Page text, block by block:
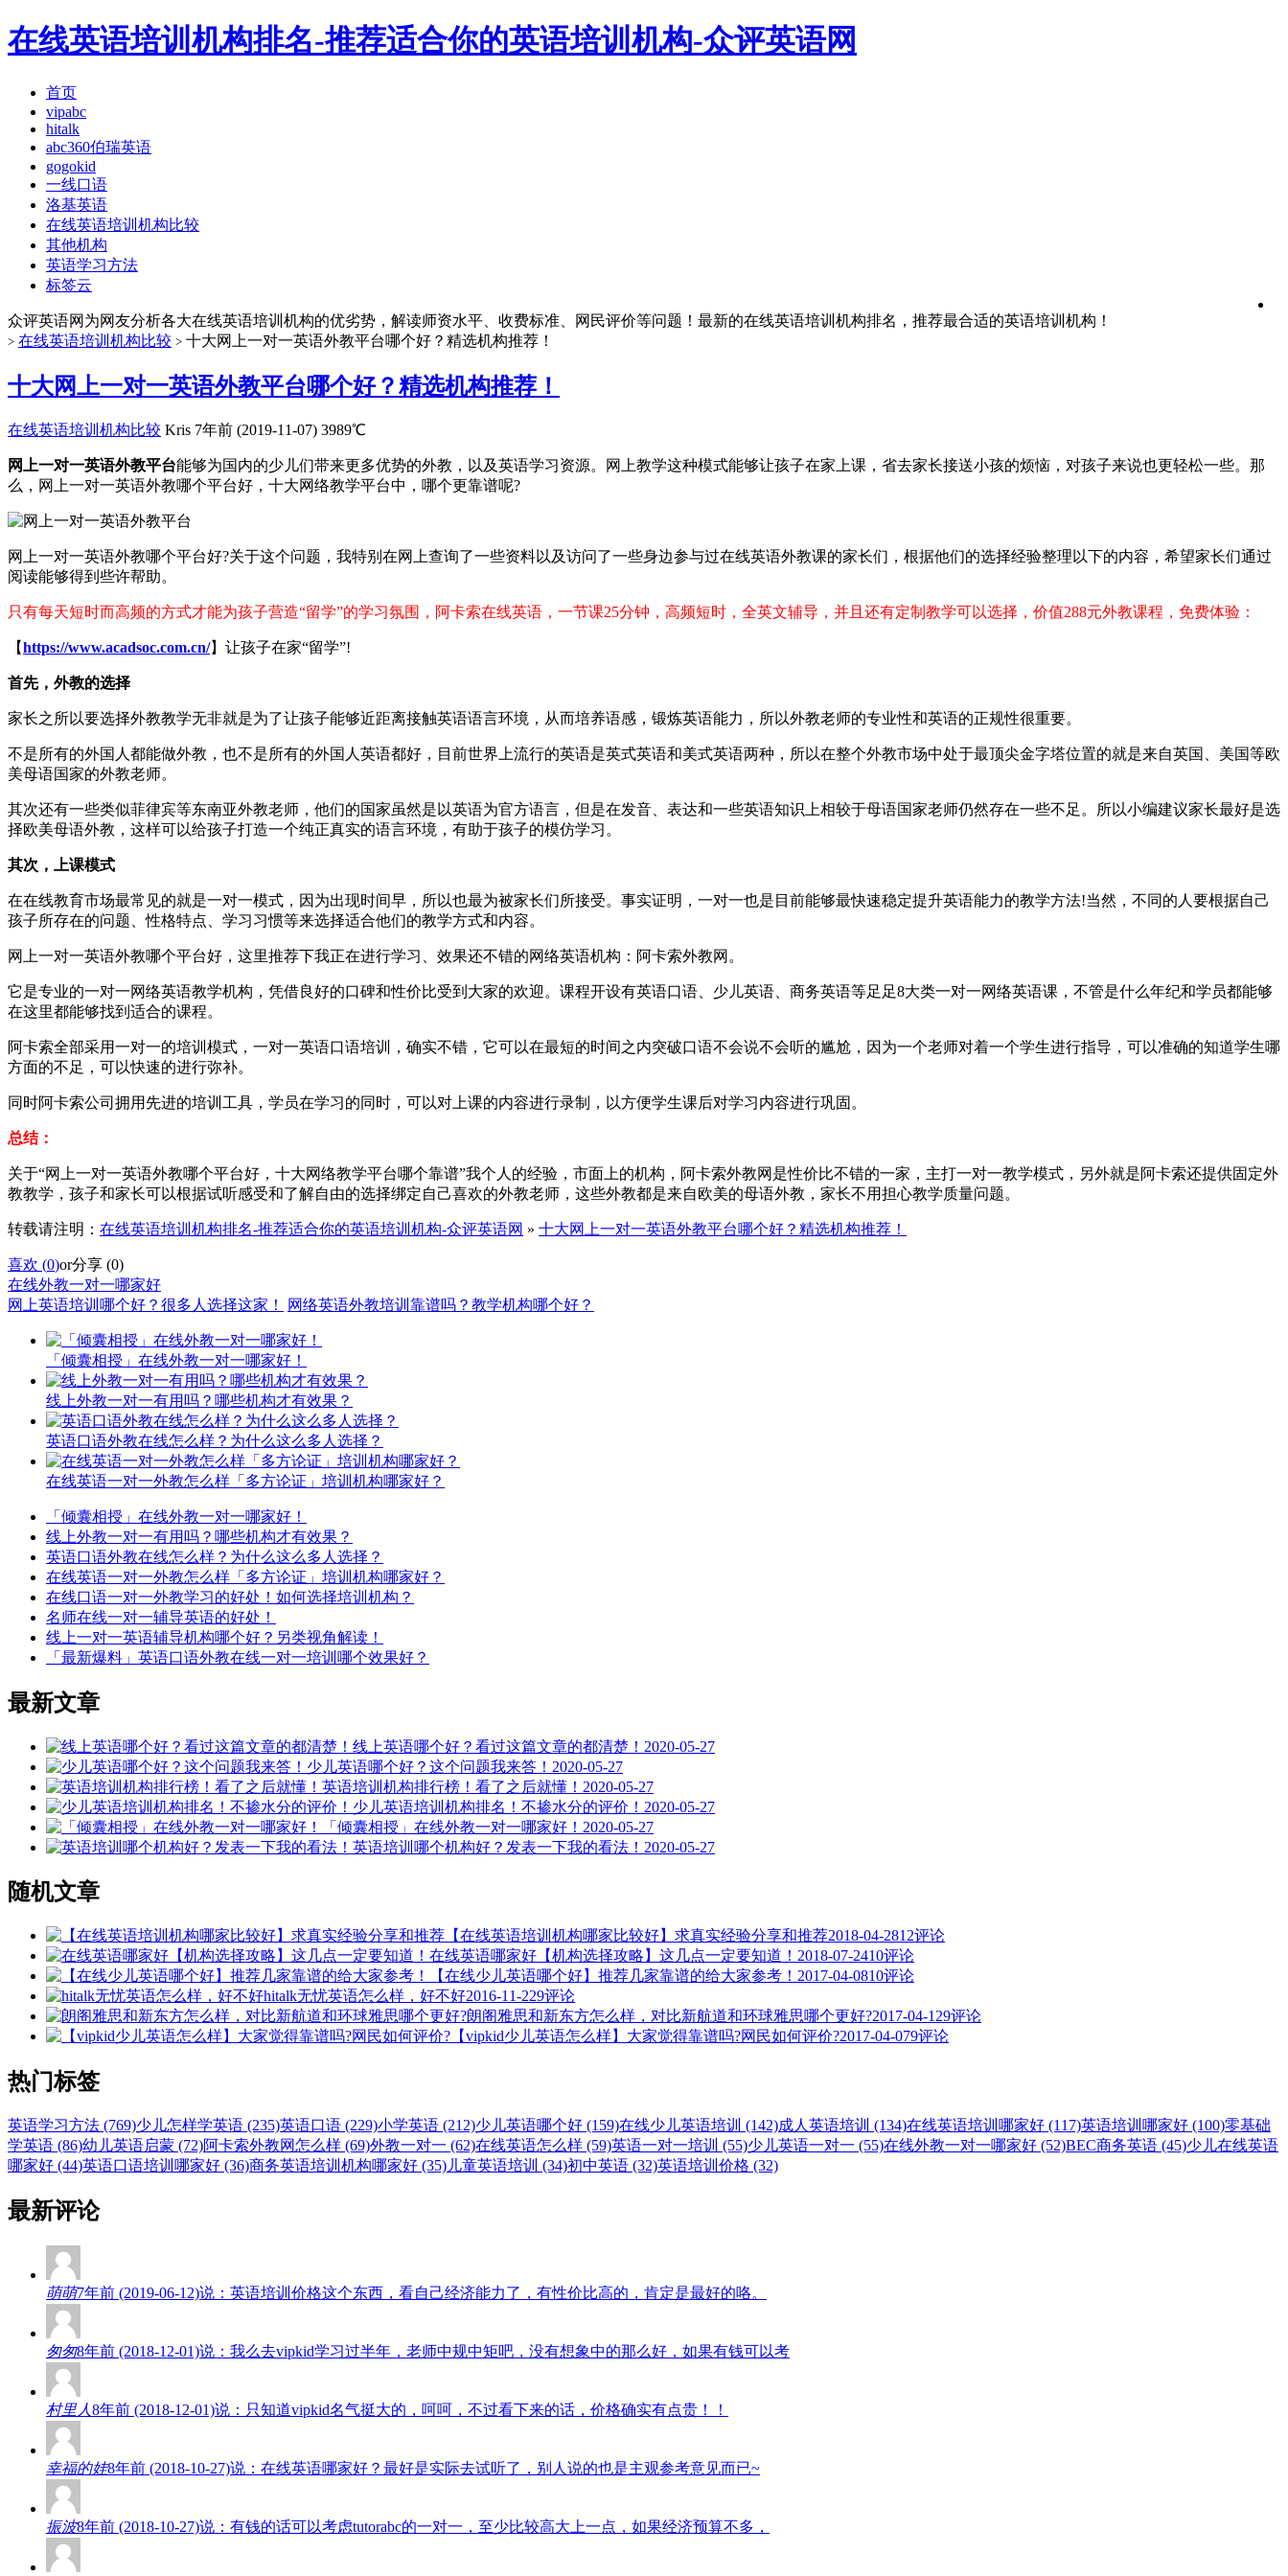
在线英语培训机构排名-推荐适合你的英语培训机构-众评英语网
首页
vipabc
hitalk
abc360伯瑞英语
gogokid
一线口语
洛基英语
在线英语培训机构比较
其他机构
英语学习方法
标签云
众评英语网为网友分析各大在线英语培训机构的优劣势，解读师资水平、收费标准、网民评价等问题！最新的在线英语培训机构排名，推荐最合适的英语培训机构！
> 在线英语培训机构比较 > 十大网上一对一英语外教平台哪个好？精选机构推荐！
十大网上一对一英语外教平台哪个好？精选机构推荐！
在线英语培训机构比较 Kris 7年前 (2019-11-07) 3989℃
网上一对一英语外教平台能够为国内的少儿们带来更多优势的外教，以及英语学习资源。网上教学这种模式能够让孩子在家上课，省去家长接送小孩的烦恼，对孩子来说也更轻松一些。那
么，网上一对一英语外教哪个平台好，十大网络教学平台中，哪个更靠谱呢?
网上一对一英语外教哪个平台好?关于这个问题，我特别在网上查询了一些资料以及访问了一些身边参与过在线英语外教课的家长们，根据他们的选择经验整理以下的内容，希望家长们通过
阅读能够得到些许帮助。
只有每天短时而高频的方式才能为孩子营造“留学”的学习氛围，阿卡索在线英语，一节课25分钟，高频短时，全英文辅导，并且还有定制教学可以选择，价值288元外教课程，免费体验：
【https://www.acadsoc.com.cn/】让孩子在家“留学”!
首先，外教的选择
家长之所以要选择外教教学无非就是为了让孩子能够近距离接触英语语言环境，从而培养语感，锻炼英语能力，所以外教老师的专业性和英语的正规性很重要。
不是所有的外国人都能做外教，也不是所有的外国人英语都好，目前世界上流行的英语是英式英语和美式英语两种，所以在整个外教市场中处于最顶尖金字塔位置的就是来自英国、美国等欧
美母语国家的外教老师。
其次还有一些类似菲律宾等东南亚外教老师，他们的国家虽然是以英语为官方语言，但是在发音、表达和一些英语知识上相较于母语国家老师仍然存在一些不足。所以小编建议家长最好是选
择欧美母语外教，这样可以给孩子打造一个纯正真实的语言环境，有助于孩子的模仿学习。
其次，上课模式
在在线教育市场最常见的就是一对一模式，因为出现时间早，所以也最为被家长们所接受。事实证明，一对一也是目前能够最快速稳定提升英语能力的教学方法!当然，不同的人要根据自己
孩子所存在的问题、性格特点、学习习惯等来选择适合他们的教学方式和内容。
网上一对一英语外教哪个平台好，这里推荐下我正在进行学习、效果还不错的网络英语机构：阿卡索外教网。
它是专业的一对一网络英语教学机构，凭借良好的口碑和性价比受到大家的欢迎。课程开设有英语口语、少儿英语、商务英语等足足8大类一对一网络英语课，不管是什么年纪和学员都能够
在这里都能够找到适合的课程。
阿卡索全部采用一对一的培训模式，一对一英语口语培训，确实不错，它可以在最短的时间之内突破口语不会说不会听的尴尬，因为一个老师对着一个学生进行指导，可以准确的知道学生哪
方面的不足，可以快速的进行弥补。
同时阿卡索公司拥用先进的培训工具，学员在学习的同时，可以对上课的内容进行录制，以方便学生课后对学习内容进行巩固。
总结：
关于“网上一对一英语外教哪个平台好，十大网络教学平台哪个靠谱”我个人的经验，市面上的机构，阿卡索外教网是性价比不错的一家，主打一对一教学模式，另外就是阿卡索还提供固定外
教教学，孩子和家长可以根据试听感受和了解自由的选择绑定自己喜欢的外教老师，这些外教都是来自欧美的母语外教，家长不用担心教学质量问题。
转载请注明： 在线英语培训机构排名-推荐适合你的英语培训机构-众评英语网 » 十大网上一对一英语外教平台哪个好？精选机构推荐！
喜欢 (0)or分享 (0)
在线外教一对一哪家好
网上英语培训哪个好？很多人选择这家！
网络英语外教培训靠谱吗？教学机构哪个好？
「倾囊相授」在线外教一对一哪家好！
线上外教一对一有用吗？哪些机构才有效果？
英语口语外教在线怎么样？为什么这么多人选择？
在线英语一对一外教怎么样「多方论证」培训机构哪家好？
「倾囊相授」在线外教一对一哪家好！
线上外教一对一有用吗？哪些机构才有效果？
英语口语外教在线怎么样？为什么这么多人选择？
在线英语一对一外教怎么样「多方论证」培训机构哪家好？
在线口语一对一外教学习的好处！如何选择培训机构？
名师在线一对一辅导英语的好处！
线上一对一英语辅导机构哪个好？另类视角解读！
「最新爆料」英语口语外教在线一对一培训哪个效果好？
最新文章
线上英语哪个好？看过这篇文章的都清楚！ 2020-05-27
少儿英语哪个好？这个问题我来答！ 2020-05-27
英语培训机构排行榜！看了之后就懂！ 2020-05-27
少儿英语培训机构排名！不掺水分的评价！ 2020-05-27
「倾囊相授」在线外教一对一哪家好！ 2020-05-27
英语培训哪个机构好？发表一下我的看法！ 2020-05-27
随机文章
【在线英语培训机构哪家比较好】求真实经验分享和推荐2018-04-2812评论
在线英语哪家好【机构选择攻略】这几点一定要知道！ 2018-07-2410评论
【在线少儿英语哪个好】推荐几家靠谱的给大家参考！ 2017-04-0810评论
hitalk无忧英语怎么样，好不好2016-11-229评论
朗阁雅思和新东方怎么样，对比新航道和环球雅思哪个更好?2017-04-129评论
【vipkid少儿英语怎么样】大家觉得靠谱吗?网民如何评价?2017-04-079评论
热门标签
英语学习方法 (769)少儿怎样学英语 (235)英语口语 (229)小学英语 (212)少儿英语哪个好 (159)在线少儿英语培训 (142)成人英语培训 (134)在线英语培训哪家好 (117)英语培训哪家好 (100)零基础
学英语 (86)幼儿英语启蒙 (72)阿卡索外教网怎么样 (69)外教一对一 (62)在线英语怎么样 (59)英语一对一培训 (55)少儿英语一对一 (55)在线外教一对一哪家好 (52)BEC商务英语 (45)少儿在线英语
哪家好 (44)英语口语培训哪家好 (36)商务英语培训机构哪家好 (35) 儿童英语培训 (34)初中英语 (32)英语培训价格 (32)
最新评论
萌萌7年前 (2019-06-12)说：英语培训价格这个东西，看自己经济能力了，有性价比高的，肯定是最好的咯。
匆匆8年前 (2018-12-01)说：我么去vipkid学习过半年，老师中规中矩吧，没有想象中的那么好，如果有钱可以考
村里人8年前 (2018-12-01)说：只知道vipkid名气挺大的，呵呵，不过看下来的话，价格确实有点贵！！
幸福的娃8年前 (2018-10-27)说：在线英语哪家好？最好是实际去试听了，别人说的也是主观参考意见而已~
振波8年前 (2018-10-27)说：有钱的话可以考虑tutorabc的一对一，至少比较高大上一点，如果经济预算不多，